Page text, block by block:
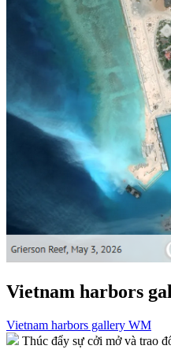
Vietnam harbors
Điều
hướng
Vietnam harbors gallery WM
Thúc đẩy sự cởi mở và trao